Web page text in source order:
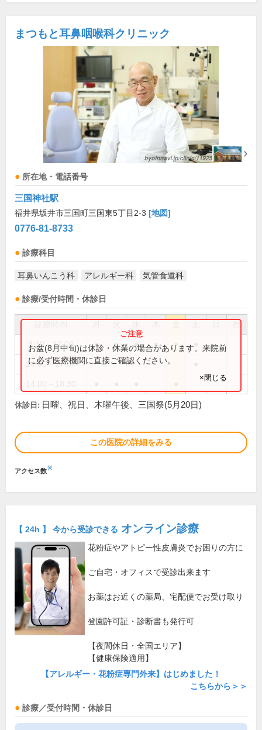
まつもと耳鼻咽喉科クリニック
所在地・電話番号
三国神社駅
福井県坂井市三国町三国東5丁目2-3 [地図]
0776-81-8733
診療科目
耳鼻いんこう科 アレルギー科 気管食道科
診療/受付時間・休診日
祝
8:30～12:00 ● ● ● ● ●
14:00～17:00
お盆(8月中旬)は休診・休業の場合があります。来院前
に必ず医療機関に直接ご確認ください。
×閉じる
休診日: 日曜、祝日、木曜午後、三国祭(5月20日)
この医院の詳細をみる
アクセス数※
【 24h 】 今から受診できる オンライン診療
花粉症やアトピー性皮膚炎でお困りの方に
ご自宅・オフィスで受診出来ます
お薬はお近くの薬局、宅配便でお受け取り
登園許可証・診断書も発行可
【夜間休日・全国エリア】
【健康保険適用】
【アレルギー・花粉症専門外来】はじめました！
こちらから＞＞
診療／受付時間・休診日